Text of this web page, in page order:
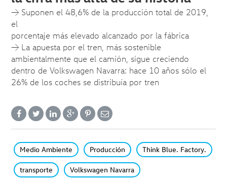
→ Suponen el 48,6% de la producción total de 2019,
el
porcentaje más elevado alcanzado por la fábrica
→ La apuesta por el tren, más sostenible
ambientalmente que el camión, sigue creciendo
dentro de Volkswagen Navarra: hace 10 años sólo el
26% de los coches se distribuía por tren
Medio Ambiente Producción Think Blue. Factory.
transporte Volkswagen Navarra